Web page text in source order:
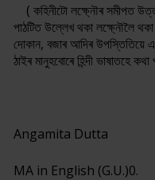
( কহিনীটো লক্ষ্নৌৰ সমীপত
পাঠটিত উল্লেখ থকা লক্ষ্নৌলৈ
দোকান, বজাৰ আদিৰ উপস্তিতিয়ে
ঠাইৰ মানুহবোৰে হিন্দী ভাষাতহে
Angamita Dutta
MA in English (G.U.)0.